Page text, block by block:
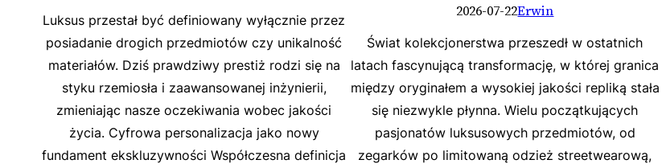
Luksus przestał być definiowany wyłącznie przez
posiadanie drogich przedmiotów czy unikalność
materiałów. Dziś prawdziwy prestiż rodzi się na
styku rzemiosła i zaawansowanej inżynierii,
zmieniając nasze oczekiwania wobec jakości
życia. Cyfrowa personalizacja jako nowy
fundament ekskluzywności Współczesna definicja
2026-07-22Erwin
Świat kolekcjonerstwa przeszedł w ostatnich
latach fascynującą transformację, w której granica
między oryginałem a wysokiej jakości repliką stała
się niezwykle płynna. Wielu początkujących
pasjonatów luksusowych przedmiotów, od
zegarków po limitowaną odzież streetwearową,